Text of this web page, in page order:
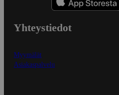
Yhteystiedot
Myymälät
Asiakaspalvelu